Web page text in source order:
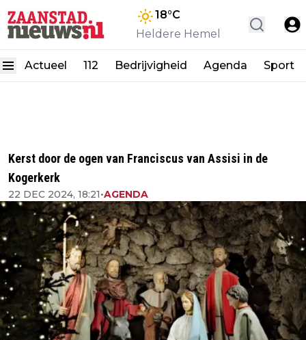
18°C
Heldere Hemel
Actueel 112 Bedrijvigheid Agenda Sport
Kerst door de ogen van Franciscus van Assisi in de
Kogerkerk
22 DEC 2024, 18:21•AGENDA